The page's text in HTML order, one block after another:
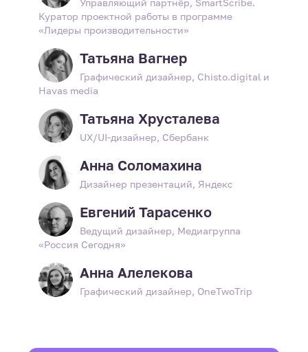
Управляющий партнёр, SmartScribe.
Куратор проектной работы в программе
«Лидеры производительности»
Татьяна Вагнер
Графический дизайнер, Chisto.digital и
Havas media
Татьяна Хрусталева
UX/UI-дизайнер, Сбербанк
Анна Соломахина
Дизайнер презентаций, Яндекс
Евгений Тарасенко
Ведущий дизайнер, Медиагруппа
«Россия Сегодня»
Анна Алелекова
Графический дизайнер, OneTwoTrip